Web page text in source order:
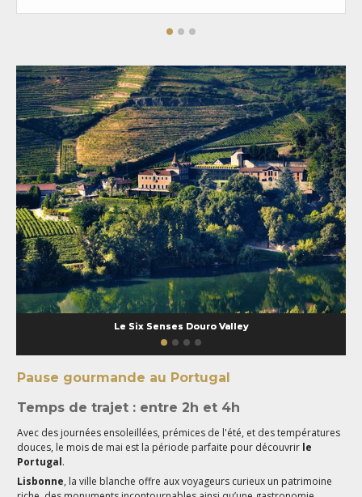
Le Six Senses Douro Valley
Pause gourmande au Portugal
Temps de trajet : entre 2h et 4h
Avec des journées ensoleillées, prémices de l'été, et des températures
douces, le mois de mai est la période parfaite pour découvrir le
Portugal.
Lisbonne, la ville blanche offre aux voyageurs curieux un patrimoine